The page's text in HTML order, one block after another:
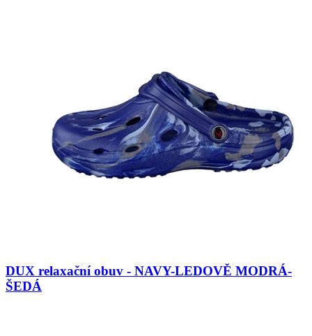
DUX relaxační obuv - NAVY-LEDOVĚ MODRÁ-
ŠEDÁ